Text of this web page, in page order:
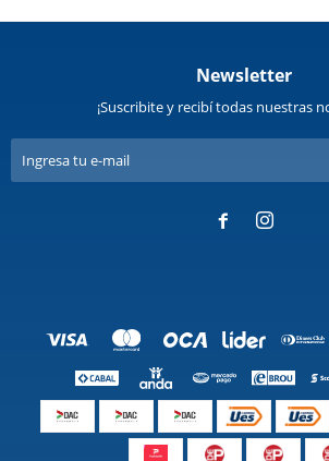
Newsletter
¡Suscribite y recibí todas nuestras
 